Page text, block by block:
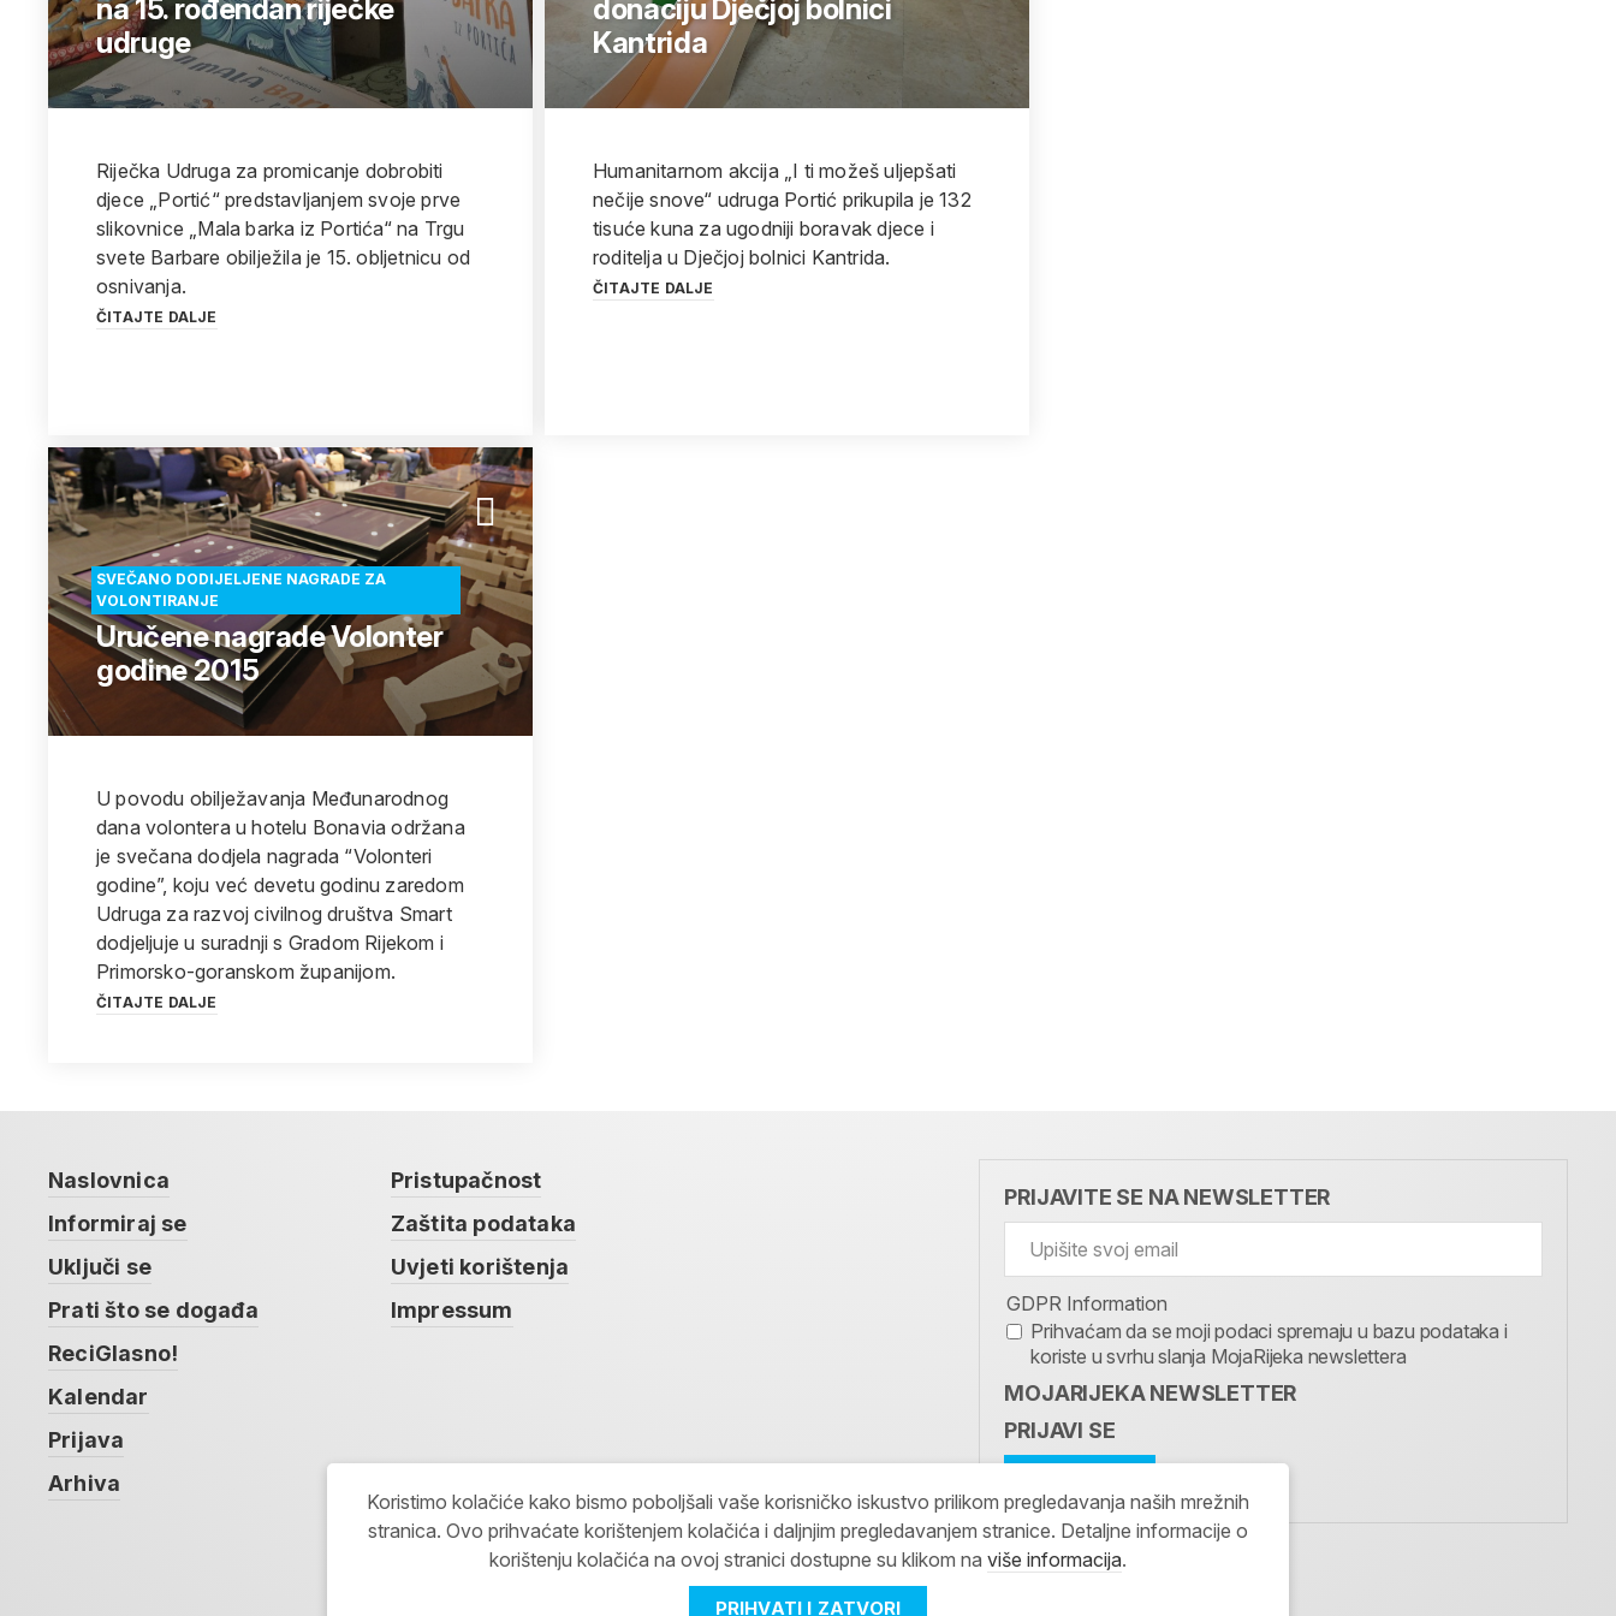
na 15. rođendan riječke
udruge
Riječka Udruga za promicanje dobrobiti
djece „Portić“ predstavljanjem svoje prve
slikovnice „Mala barka iz Portića“ na Trgu
svete Barbare obilježila je 15. obljetnicu od
osnivanja.
ČITAJTE DALJE
donaciju Dječjoj bolnici
Kantrida
Humanitarnom akcija „I ti možeš uljepšati
nečije snove“ udruga Portić prikupila je 132
tisuće kuna za ugodniji boravak djece i
roditelja u Dječjoj bolnici Kantrida.
ČITAJTE DALJE
SVEČANO DODIJELJENE NAGRADE ZA
VOLONTIRANJE
Uručene nagrade Volonter
godine 2015
U povodu obilježavanja Međunarodnog
dana volontera u hotelu Bonavia održana
je svečana dodjela nagrada “Volonteri
godine”, koju već devetu godinu zaredom
Udruga za razvoj civilnog društva Smart
dodjeljuje u suradnji s Gradom Rijekom i
Primorsko-goranskom županijom.
ČITAJTE DALJE
Naslovnica
Informiraj se
Uključi se
Prati što se događa
ReciGlasno!
Kalendar
Prijava
Arhiva
Pristupačnost
Zaštita podataka
Uvjeti korištenja
Impressum
PRIJAVITE SE NA NEWSLETTER
GDPR Information
Prihvaćam da se moji podaci spremaju u bazu podataka i
koriste u svrhu slanja MojaRijeka newslettera
MOJARIJEKA NEWSLETTER
PRIJAVI SE
Koristimo kolačiće kako bismo poboljšali vaše korisničko iskustvo prilikom pregledavanja naših mrežnih
stranica. Ovo prihvaćate korištenjem kolačića i daljnjim pregledavanjem stranice. Detaljne informacije o
korištenju kolačića na ovoj stranici dostupne su klikom na više informacija.
PRIHVATI I ZATVORI